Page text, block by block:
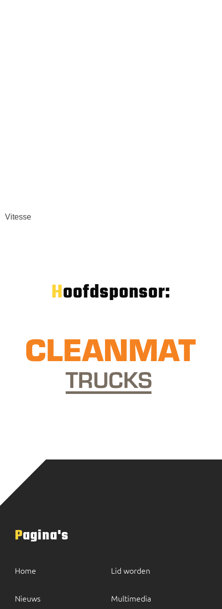
Vitesse
Hoofdsponsor:
Pagina's
Home
Nieuws
Lid worden
Multimedia